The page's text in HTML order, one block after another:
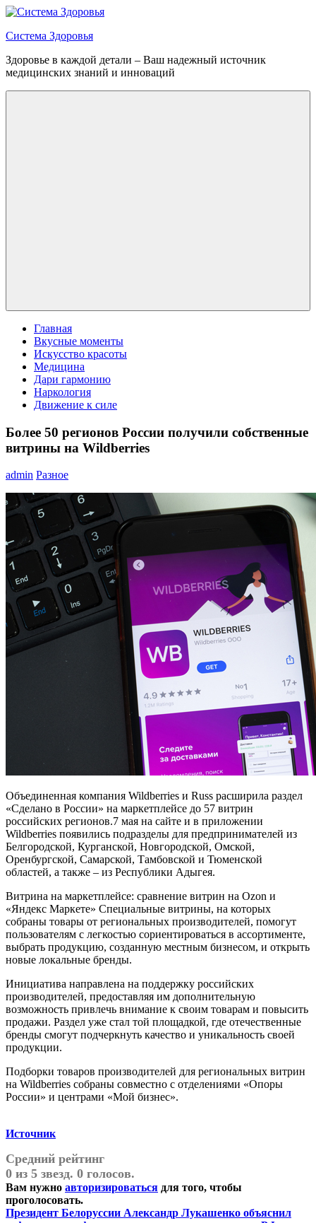
Перейти
содержимому
Система Здоровья
Здоровье в каждой детали – Ваш надежный источник
медицинских знаний и инноваций
Главная
Вкусные моменты
Искусство красоты
Медицина
Дари гармонию
Наркология
Движение к силе
Более 50 регионов России получили собственные
витрины на Wildberries
admin Разное
Объединенная компания Wildberries и Russ расширила раздел
«Сделано в России» на маркетплейсе до 57 витрин
российских регионов.7 мая на сайте и в приложении
Wildberries появились подразделы для предпринимателей из
Белгородской, Курганской, Новгородской, Омской,
Оренбургской, Самарской, Тамбовской и Тюменской
областей, а также – из Республики Адыгея.
Витрина на маркетплейсе: сравнение витрин на Ozon и
«Яндекс Маркете» Специальные витрины, на которых
собраны товары от региональных производителей, помогут
пользователям с легкостью сориентироваться в ассортименте,
выбрать продукцию, созданную местным бизнесом, и открыть
новые локальные бренды.
Инициатива направлена на поддержку российских
производителей, предоставляя им дополнительную
возможность привлечь внимание к своим товарам и повысить
продажи. Раздел уже стал той площадкой, где отечественные
бренды смогут подчеркнуть качество и уникальность своей
продукции.
Подборки товаров производителей для региональных витрин
на Wildberries собраны совместно с отделениями «Опоры
России» и центрами «Мой бизнес».
Источник
Средний рейтинг
0 из 5 звезд. 0 голосов.
Вам нужно авторизироваться для того, чтобы
проголосовать.
Навигация
Предыдущая
Президент Белоруссии Александр Лукашенко объяснил